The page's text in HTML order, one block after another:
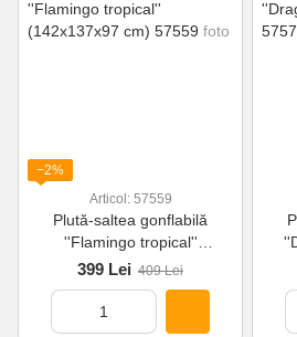
−2%
Articol: 57559
Plută-saltea gonflabilă
''Flamingo tropical''
(142x137x97 cm)
399 Lei 409 Lei